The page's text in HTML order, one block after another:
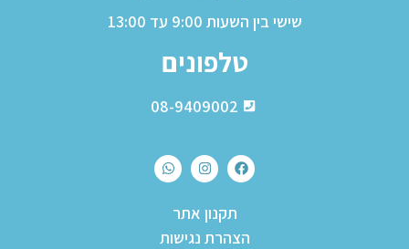
שישי בין השעות 9:00 עד 13:00
טלפונים
08-9409002
תקנון אתר
הצהרת נגישות